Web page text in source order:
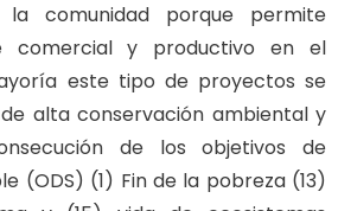
comunidad porque permite
comercial y productivo en el
este tipo de proyectos se
alta conservación ambiental y
de los objetivos de
(ODS) (1) Fin de la pobreza (13)